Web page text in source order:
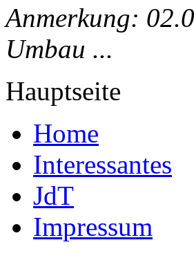
Anmerkung:
Umbau ...
Hauptseite
Home
Interessantes
JdT
Impressum